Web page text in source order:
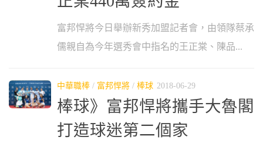
富邦悍將今日舉辦新秀加盟記者會，由領隊蔡承
儒親自為今年選秀會中指名的王正棠、陳品...
中華職棒 / 富邦悍將 / 棒球 2018-06-29
棒球》富邦悍將攜手大魯閣
打造球迷第二個家